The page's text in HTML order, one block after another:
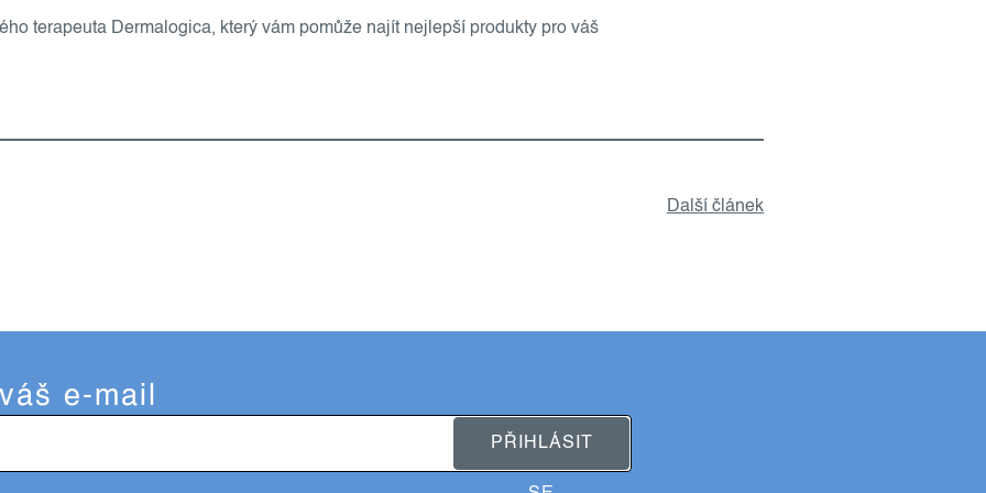
terapeuta Dermalogica, který vám pomůže najít nejlepší produkty pro váš
Další článek
e-mail
PŘIHLÁSIT